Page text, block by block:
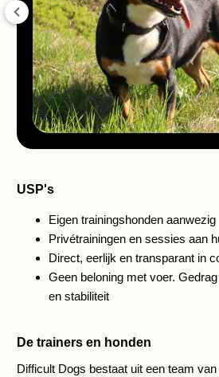
USP's
Eigen trainingshonden aanwezig
Privétrainingen en sessies aan
Direct, eerlijk en transparant in
Geen beloning met voer.
en stabiliteit
De trainers en honden
Difficult Dogs bestaat uit een team